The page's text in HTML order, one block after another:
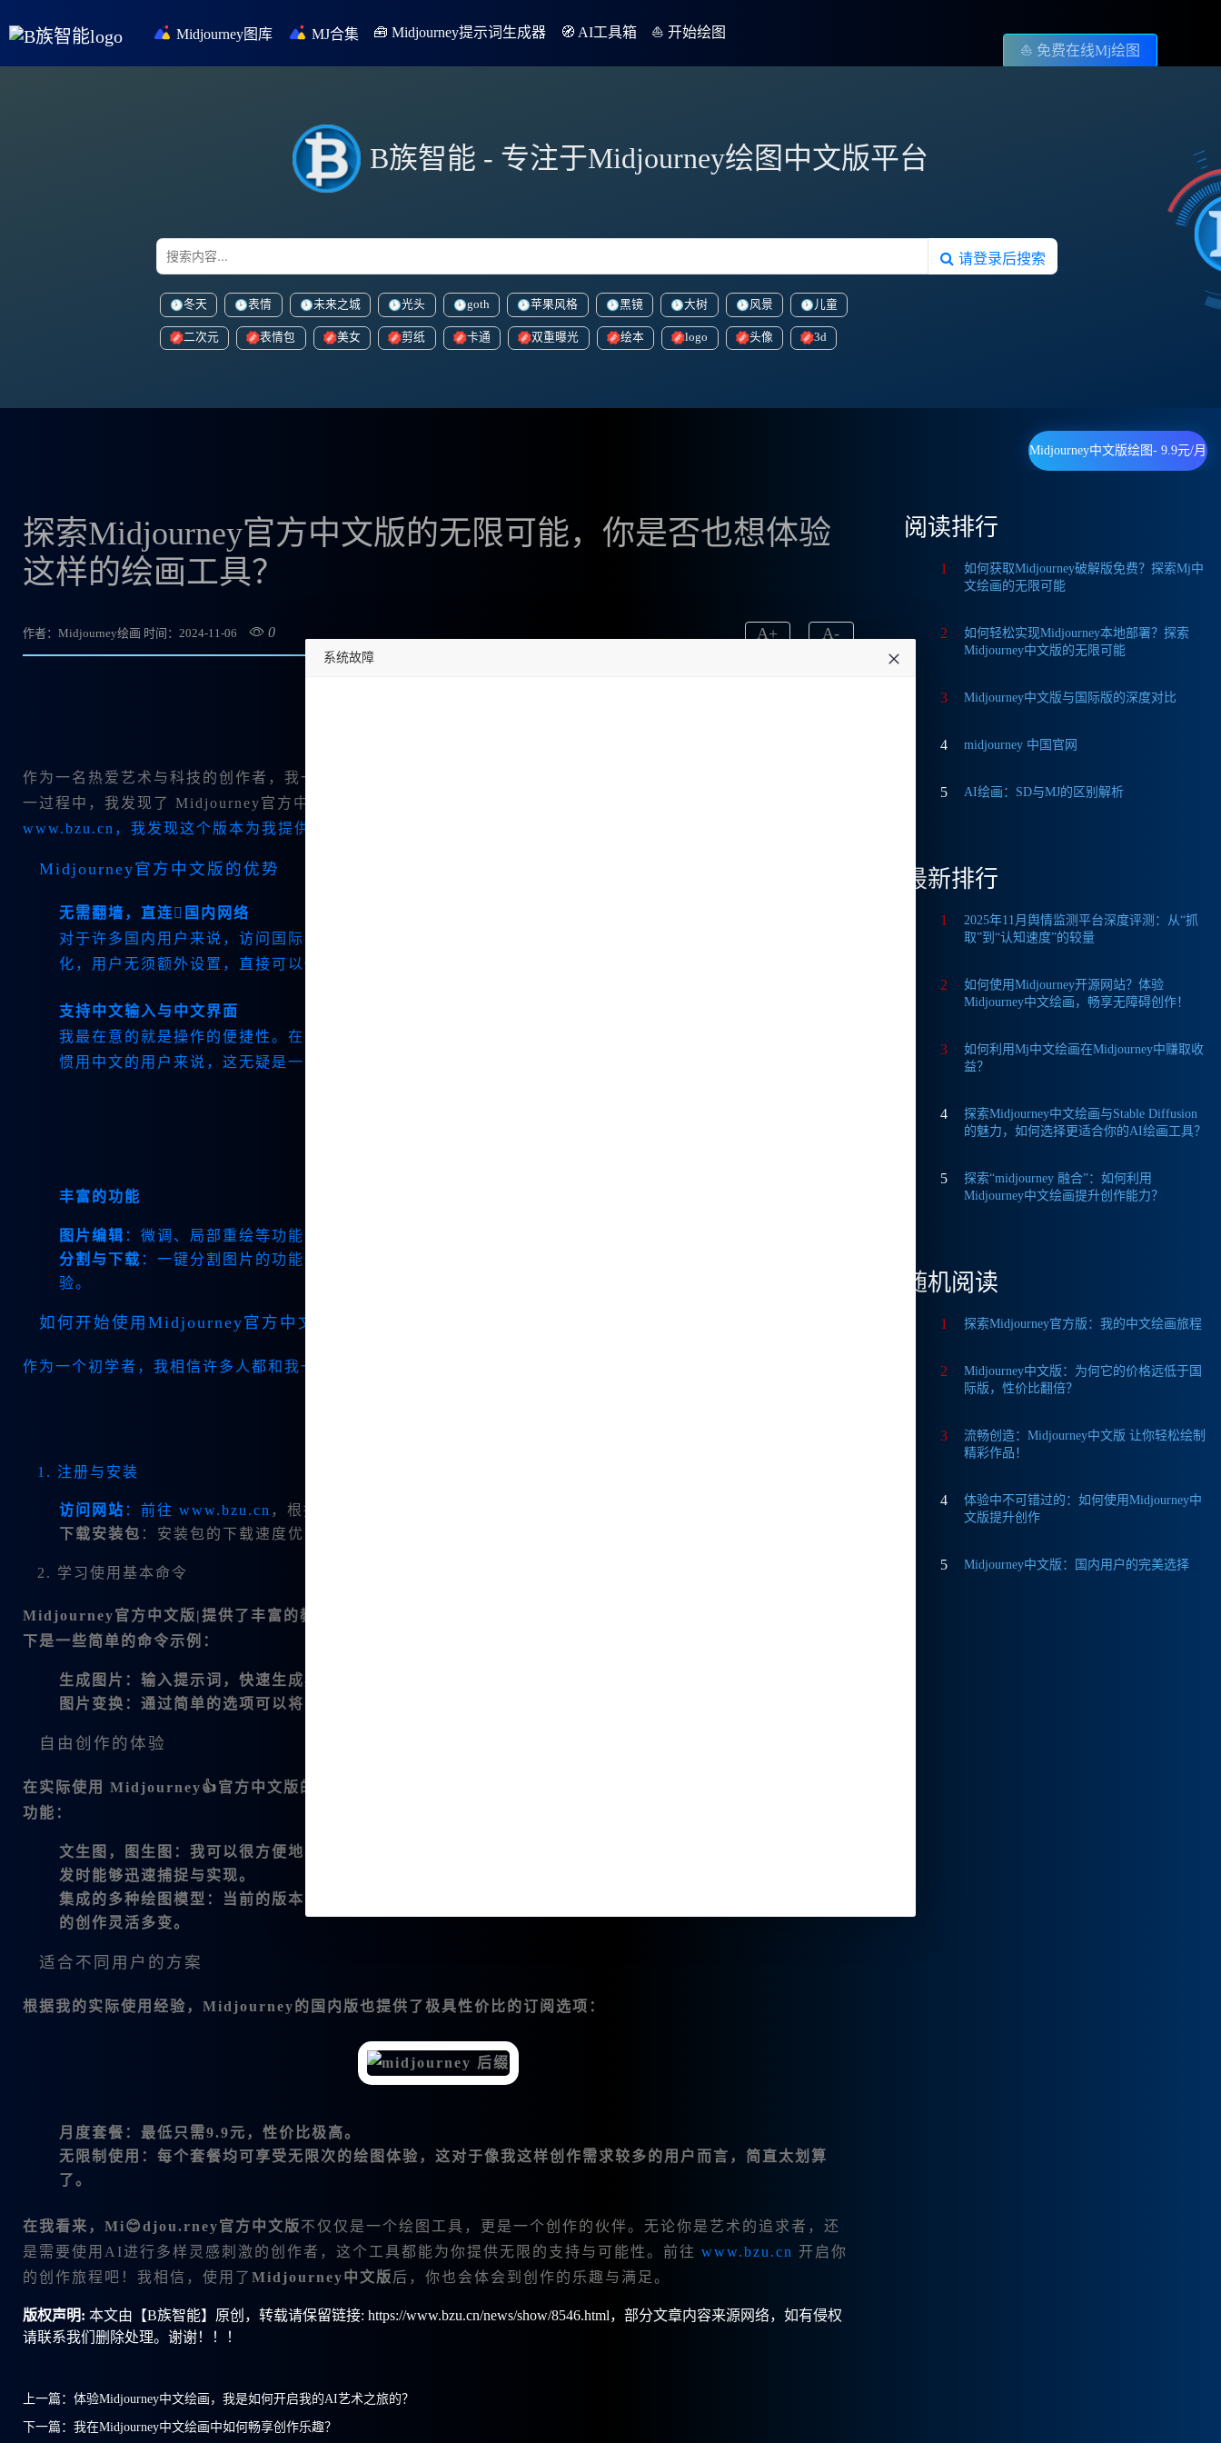
Midjourney图库 MJ合集 🧰 Midjourney提示词生成器 🧭 AI工具箱
⛵️ 开始绘图
⛵️ 免费在线Mj绘图
B族智能 - 专注于Midjourney绘图中文版平台
请登录后搜索
冬天 表情 未来之城 光头 goth 苹果风格 黑镜 大树 风景 儿童
二次元 表情包 美女 剪纸 卡通 双重曝光 绘本 logo 头像 3d
Midjourney中文版绘图- 9.9元/月
探索Midjourney官方中文版的无限可能，你是否也想体验
这样的绘画工具？
作者：Midjourney绘画 时间：2024-11-06 0 A-
A+
作为一名热爱艺术与科技的创作者，我一直在寻找一种工具，能够帮助我将脑海中的图像转化为实际的画作。在这
一过程中，我发现了 Midjourney官方中文版👍
www.bzu.cn，我发现这个版本为我提供了许多便捷的功能，使得创作变得无比轻松。
Midjourney官方中文版的优势
无需翻墙，直连国内网络
对于许多国内用户来说，访问国际版的障碍常常是一个烦恼。而
化，用户无须额外设置，直接可以使用，无限次数的体验更是让我省去了许多麻烦。
支持中文输入与中文界面
我最在意的就是操作的便捷性。在官方中文版|中，我.可以直接用中文进行输入，界面也非常友好，对😊于习
惯用中文的用户来说，这无疑是一个巨大的优势。
丰富的功能
图片编辑 ：微调、局部重绘等功能让我在创作过程中可以随时对画作进行改动，使得最终作品更加完美。
分割与下载 ：一键分割图片的功能也让我在分享作品时能够轻松制作出四宫格样式，极大提升了我的分享体
验。
如何开始使用Midjourney官方中文版？
作为一个初学者，我相信许多人都和我一样充满好奇与期待。以下是我入门时的一些心得与指南：
1. 注册与安装
访问网站 ：前往 www.bzu.cn ，根据指引进行注册。
下载安装包 ：安装包的下载速度优化非常快，适合国内用户，一切准备妥当后，就可以开始了。
2. 学习使用基本命令
Midjourney官方中文版|提供了丰富的教程，无 论是0基础|的新手还是有一定经验😊的用户，都可以快速上手。以
下是一些简单的命令示例：
生成图片 ：输入提示词，快速生成期望中的图像。
图片变换 ：通过简单的选项可以将生成的图片进行微调，例如改变颜色或者风格。
自由创作的体验
在实际使用 Midjourney👍官方中文版 的过程当中，我体验到了前所未有的创作自由。以下是我特别喜欢的几个
功能：
文生图，图生图 ：我可以很方便地将文字转化为图像，反之亦然。这种转换的高速与准确性让我在灵感瞬间迸
发时能够迅速捕捉与实现。
集成的多种绘图模型 ：当前的版本不仅支持最新的
的创作灵活多变。
适合不同用户的方案
根据我的实际使用经验，Midjourney的国内版也提供了极具性价比的订阅选项：
月度套餐 ：最低只需9.9元，性价比极高。
无限制使用 ：每个套餐均可享受无限次的绘图体验，这对于像我这样创作需求较多的用户而言，简直太划算
了。
在我看来， Mi😊djou.rney官方中文版不仅仅是一个绘图工具，更是一个创作的伙伴。无论你是艺术的追求者，还
是需要使用AI进行多样灵感刺激的创作者，这个工具都能为你提供无限的支持与可能性。前往 www.bzu.cn 开启你
的创作旅程吧！我相信，使用了 Midjourney中文版后，你也会体会到创作的乐趣与满足。
版权声明: 本文由【B族智能】原创，转载请保留链接: https://www.bzu.cn/news/show/8546.html，部分文章内容来源网络，如有侵权
请联系我们删除处理。谢谢！！！
上一篇： 体验Midjourney中文绘画，我是如何开启我的AI艺术之旅的？
下一篇： 我在Midjourney中文绘画中如何畅享创作乐趣？
阅读排行
1
如何获取Midjourney破解版免费？探索Mj中
文绘画的无限可能
2
如何轻松实现Midjourney本地部署？探索
Midjourney中文版的无限可能
3 Midjourney中文版与国际版的深度对比
4 midjourney 中国官网
5 AI绘画：SD与MJ的区别解析
最新排行
1
2025年11月舆情监测平台深度评测：从“抓
取”到“认知速度”的较量
2
如何使用Midjourney开源网站？体验
Midjourney中文绘画，畅享无障碍创作！
3
如何利用Mj中文绘画在Midjourney中赚取收
益？
4
探索Midjourney中文绘画与Stable Diffusion
的魅力，如何选择更适合你的AI绘画工具？
5
探索“midjourney 融合”：如何利用
Midjourney中文绘画提升创作能力？
随机阅读
1 探索Midjourney官方版：我的中文绘画旅程
2
Midjourney中文版：为何它的价格远低于国
际版，性价比翻倍？
3
流畅创造：Midjourney中文版 让你轻松绘制
精彩作品！
4
体验中不可错过的：如何使用Midjourney中
文版提升创作
5 Midjourney中文版：国内用户的完美选择
系统故障